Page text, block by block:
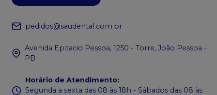
pedidos@saudental.com.br
Avenida Epitacio Pessoa, 1250 - Torre, João Pessoa -
PB
Horário de Atendimento:
Segunda a sexta das 08 às 18h - Sábados das 08 às